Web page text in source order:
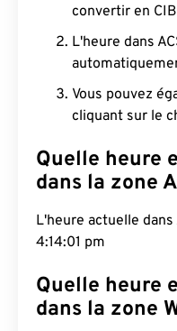
convertir en
L'heure dans
Vous pouvez
cliquant sur le
Quelle heure
dans la zone
L'heure actuelle
4:14:02 pm
Quelle heure
dans la zone